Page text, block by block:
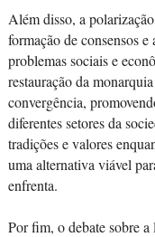
Além disso, a
formação de consensos
problemas sociais e
restauração da
convergência,
diferentes setores da
tradições e valores
uma alternativa viável
enfrenta.
Por fim, o debate sobre